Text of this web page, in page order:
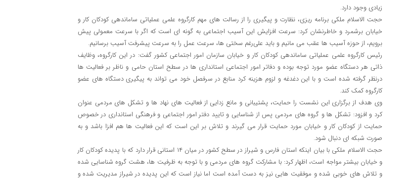
زیادی وجود دارد.
حجت الاسلام ملکی برنامه ریزی، نظارت و پیگیری را از رسالت های مهم کارگروه علمی عملیاتی ساماندهی کودکان کار و
خیابان برشمرد و خاطرنشان کرد: سرعت افزایش این آسیب اجتماعی به گونه ای است که اگر با سرعت معمولی پیش
برویم، از حوزه آسیب ها عقب می مانیم و باید علی‌رغم سختی ها، سرعت عمل را به سرعت پیشرفت آسیب برسانیم.
رئیس کارگروه علمی عملیاتی ساماندهی کودکان کار و خیابان سازمان امور اجتماعی کشور گفت: در این کارگروه، وظایف
ذاتی هر دستگاه عضو مورد توجه بوده و دفاتر امور اجتماعی استانداری ها در سطح استان حامی و ناظر بر فعالیت ها
درنظر گرفته شده است و با این دغدغه و لزوم هزینه کرد منابع در سرفصل خود می تواند به پیگیری دستگاه های عضو
کارگروه کمک کند.
وی هدف از برگزاری این نشست را حمایت، پشتیبانی و مانع زدایی از فعالیت های نهاد ها و تشکل های مردمی عنوان
کرد و افزود: تشکل ها و گروه های مردمی پس از شناسایی و تایید دفتر امور اجتماعی و فرهنگی استانداری در خصوص
حمایت از کودکان کار و خیابان مورد حمایت قرار می گیرند و تلاش بر این است که این فعالیت ها هم افزا باشد و به
صورت شبکه ای دنبال شود.
حجت الاسلام ملکی با بیان اینکه استان فارس و شیراز در سطح کشور در میان ۱۴ استانی قرار دارد که با پدیده کودکان کار
و خیابان بیشتر مواجه است، اظهار کرد: با مشارکت گروه های مردمی و با توجه به ظرفیت ها، هشت گروه شناسایی شده
و تلاش های خوبی شده و موفقیت هایی نیز به دست آمده است اما نیاز است که این پدیده در شیراز مدیریت شده و